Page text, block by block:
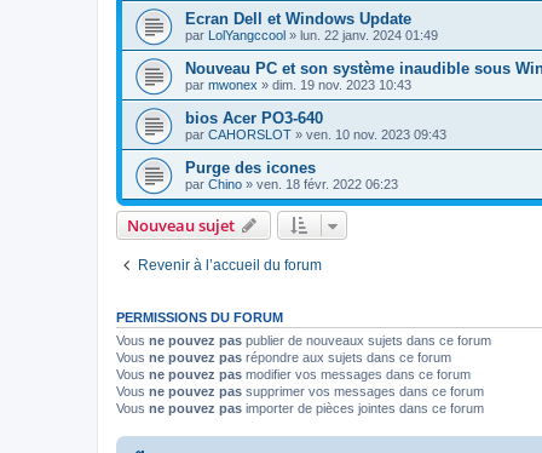
Ecran Dell et Windows Update
par LolYangccool » lun. 22 janv. 2024 01:49
Nouveau PC et son système inaudible sous
par mwonex » dim. 19 nov. 2023 10:43
bios Acer PO3-640
par CAHORSLOT » ven. 10 nov. 2023 09:43
Purge des icones
par Chino » ven. 18 févr. 2022 06:23
Nouveau sujet
Revenir à l’accueil du forum
PERMISSIONS DU FORUM
Vous ne pouvez pas publier de nouveaux sujets dans ce forum
Vous ne pouvez pas répondre aux sujets dans ce forum
Vous ne pouvez pas modifier vos messages dans ce forum
Vous ne pouvez pas supprimer vos messages dans ce forum
Vous ne pouvez pas importer de pièces jointes dans ce forum